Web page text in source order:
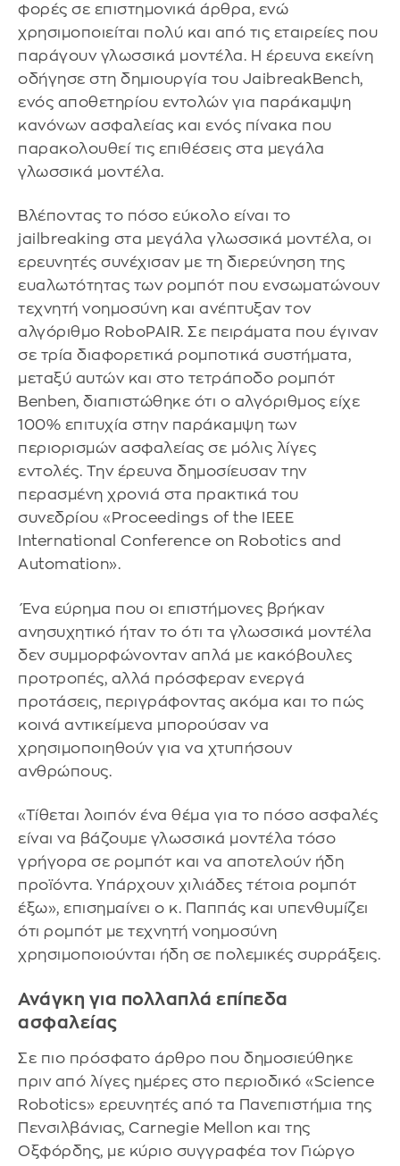
φορές σε επιστημονικά άρθρα, ενώ
χρησιμοποιείται πολύ και από τις εταιρείες που
παράγουν γλωσσικά μοντέλα. Η έρευνα εκείνη
οδήγησε στη δημιουργία του JaibreakBench,
ενός αποθετηρίου εντολών για παράκαμψη
κανόνων ασφαλείας και ενός πίνακα που
παρακολουθεί τις επιθέσεις στα μεγάλα
γλωσσικά μοντέλα.
Βλέποντας το πόσο εύκολο είναι το
jailbreaking στα μεγάλα γλωσσικά μοντέλα, οι
ερευνητές συνέχισαν με τη διερεύνηση της
ευαλωτότητας των ρομπότ που ενσωματώνουν
τεχνητή νοημοσύνη και ανέπτυξαν τον
αλγόριθμο RoboPAIR. Σε πειράματα που έγιναν
σε τρία διαφορετικά ρομποτικά συστήματα,
μεταξύ αυτών και στο τετράποδο ρομπότ
Benben, διαπιστώθηκε ότι ο αλγόριθμος είχε
100% επιτυχία στην παράκαμψη των
περιορισμών ασφαλείας σε μόλις λίγες
εντολές. Την έρευνα δημοσίευσαν την
περασμένη χρονιά στα πρακτικά του
συνεδρίου «Proceedings of the IEEE
International Conference on Robotics and
Automation».
Ένα εύρημα που οι επιστήμονες βρήκαν
ανησυχητικό ήταν το ότι τα γλωσσικά μοντέλα
δεν συμμορφώνονταν απλά με κακόβουλες
προτροπές, αλλά πρόσφεραν ενεργά
προτάσεις, περιγράφοντας ακόμα και το πώς
κοινά αντικείμενα μπορούσαν να
χρησιμοποιηθούν για να χτυπήσουν
ανθρώπους.
«Τίθεται λοιπόν ένα θέμα για το πόσο ασφαλές
είναι να βάζουμε γλωσσικά μοντέλα τόσο
γρήγορα σε ρομπότ και να αποτελούν ήδη
προϊόντα. Υπάρχουν χιλιάδες τέτοια ρομπότ
έξω», επισημαίνει ο κ. Παππάς και υπενθυμίζει
ότι ρομπότ με τεχνητή νοημοσύνη
χρησιμοποιούνται ήδη σε πολεμικές συρράξεις.
Ανάγκη για πολλαπλά επίπεδα
ασφαλείας
Σε πιο πρόσφατο άρθρο που δημοσιεύθηκε
πριν από λίγες ημέρες στο περιοδικό «Science
Robotics» ερευνητές από τα Πανεπιστήμια της
Πενσιλβάνιας, Carnegie Mellon και της
Οξφόρδης, με κύριο συγγραφέα τον Γιώργο